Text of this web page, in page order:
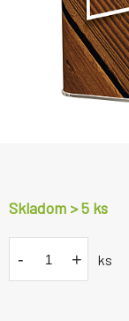
Skladom > 5 ks
- + ks